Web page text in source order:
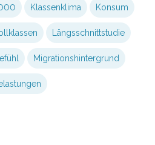
Klassenklima Konsum
Längsschnittstudie
Migrationshintergrund